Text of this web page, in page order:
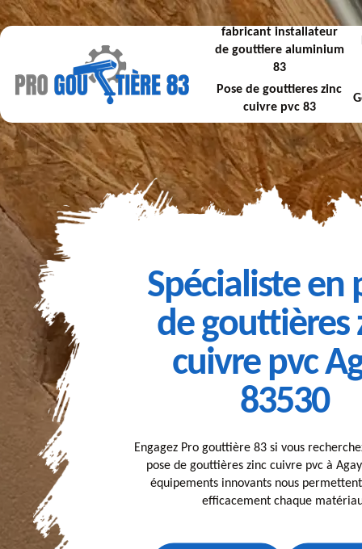
fabricant installateur
de gouttiere aluminium
83
Pose de gouttieres zinc
cuivre pvc 83
Spécialiste en
de gouttières
cuivre pvc
83530
Engagez Pro gouttière 83 si vous
pose de gouttières zinc cuivre pvc à
équipements innovants nous
efficacement chaque